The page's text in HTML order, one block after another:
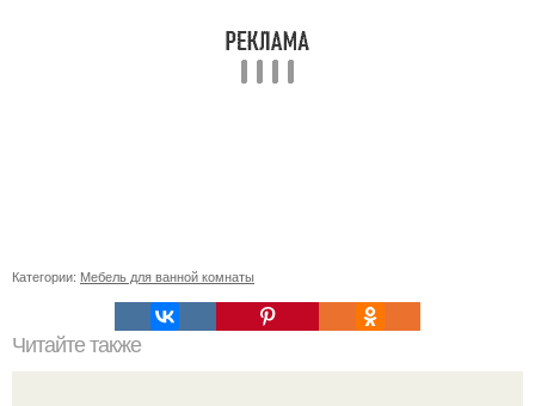
Категории: Мебель для ванной комнаты
Читайте также